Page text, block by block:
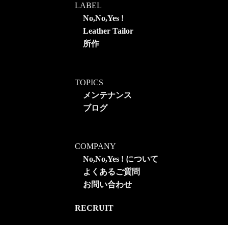
LABEL
No,No,Yes !
Leather Tailor
所作
TOPICS
メンテナンス
ブログ
COMPANY
No,No,Yes ! について
よくあるご質問
お問い合わせ
RECRUIT